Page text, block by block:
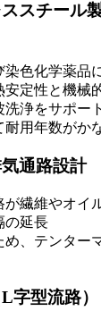
スチール
染色化学薬品
安定性と機械
洗浄をサポート
耐用年数がか
通路設計
が繊維やオイ
の延長
め、テンター
字型流路）